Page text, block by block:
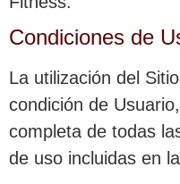
Condiciones de
La utilización del
condición de
completa de todas
de uso incluidas en